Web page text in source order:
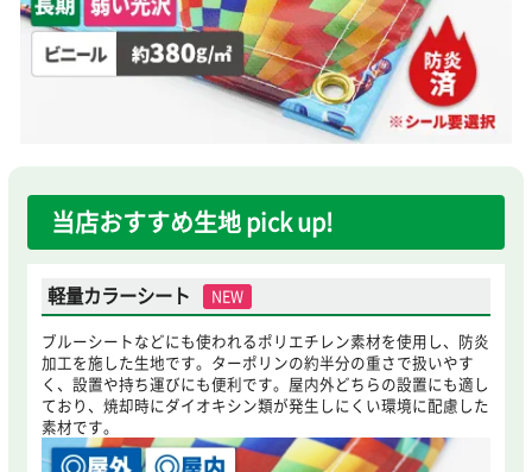
当店おすすめ生地 pick up!
軽量カラーシート
NEW
ブルーシートなどにも使われるポリエチレン素材を使用し、防炎
加工を施した生地です。ターポリンの約半分の重さで扱いやす
く、設置や持ち運びにも便利です。屋内外どちらの設置にも適し
ており、焼却時にダイオキシン類が発生しにくい環境に配慮した
素材です。